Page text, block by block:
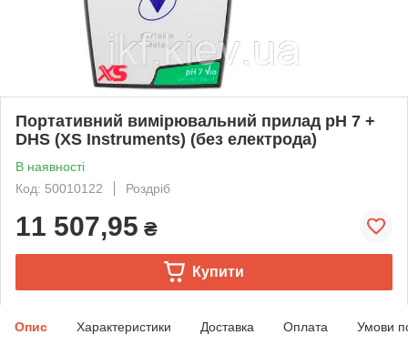
Портативний вимірювальний прилад pH 7 +
DHS (XS Instruments) (без електрода)
В наявності
Код: 50010122
Роздріб
11 507,95 ₴
Купити
Опис Характеристики Доставка Оплата Умови